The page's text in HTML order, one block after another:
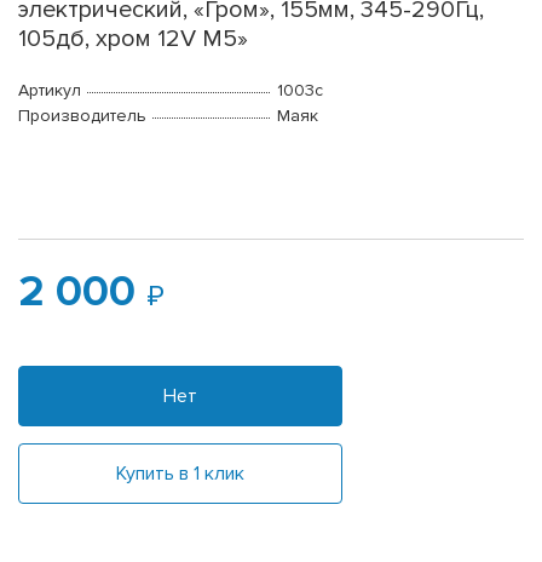
электрический, «Гром», 155мм, 345-290Гц,
105дб, хром 12V М5»
Артикул
1003с
Производитель
Маяк
2 000
Нет
Купить в 1 клик